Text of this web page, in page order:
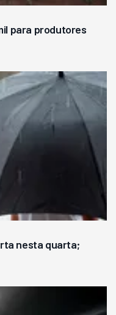
para produtores
nesta quarta;